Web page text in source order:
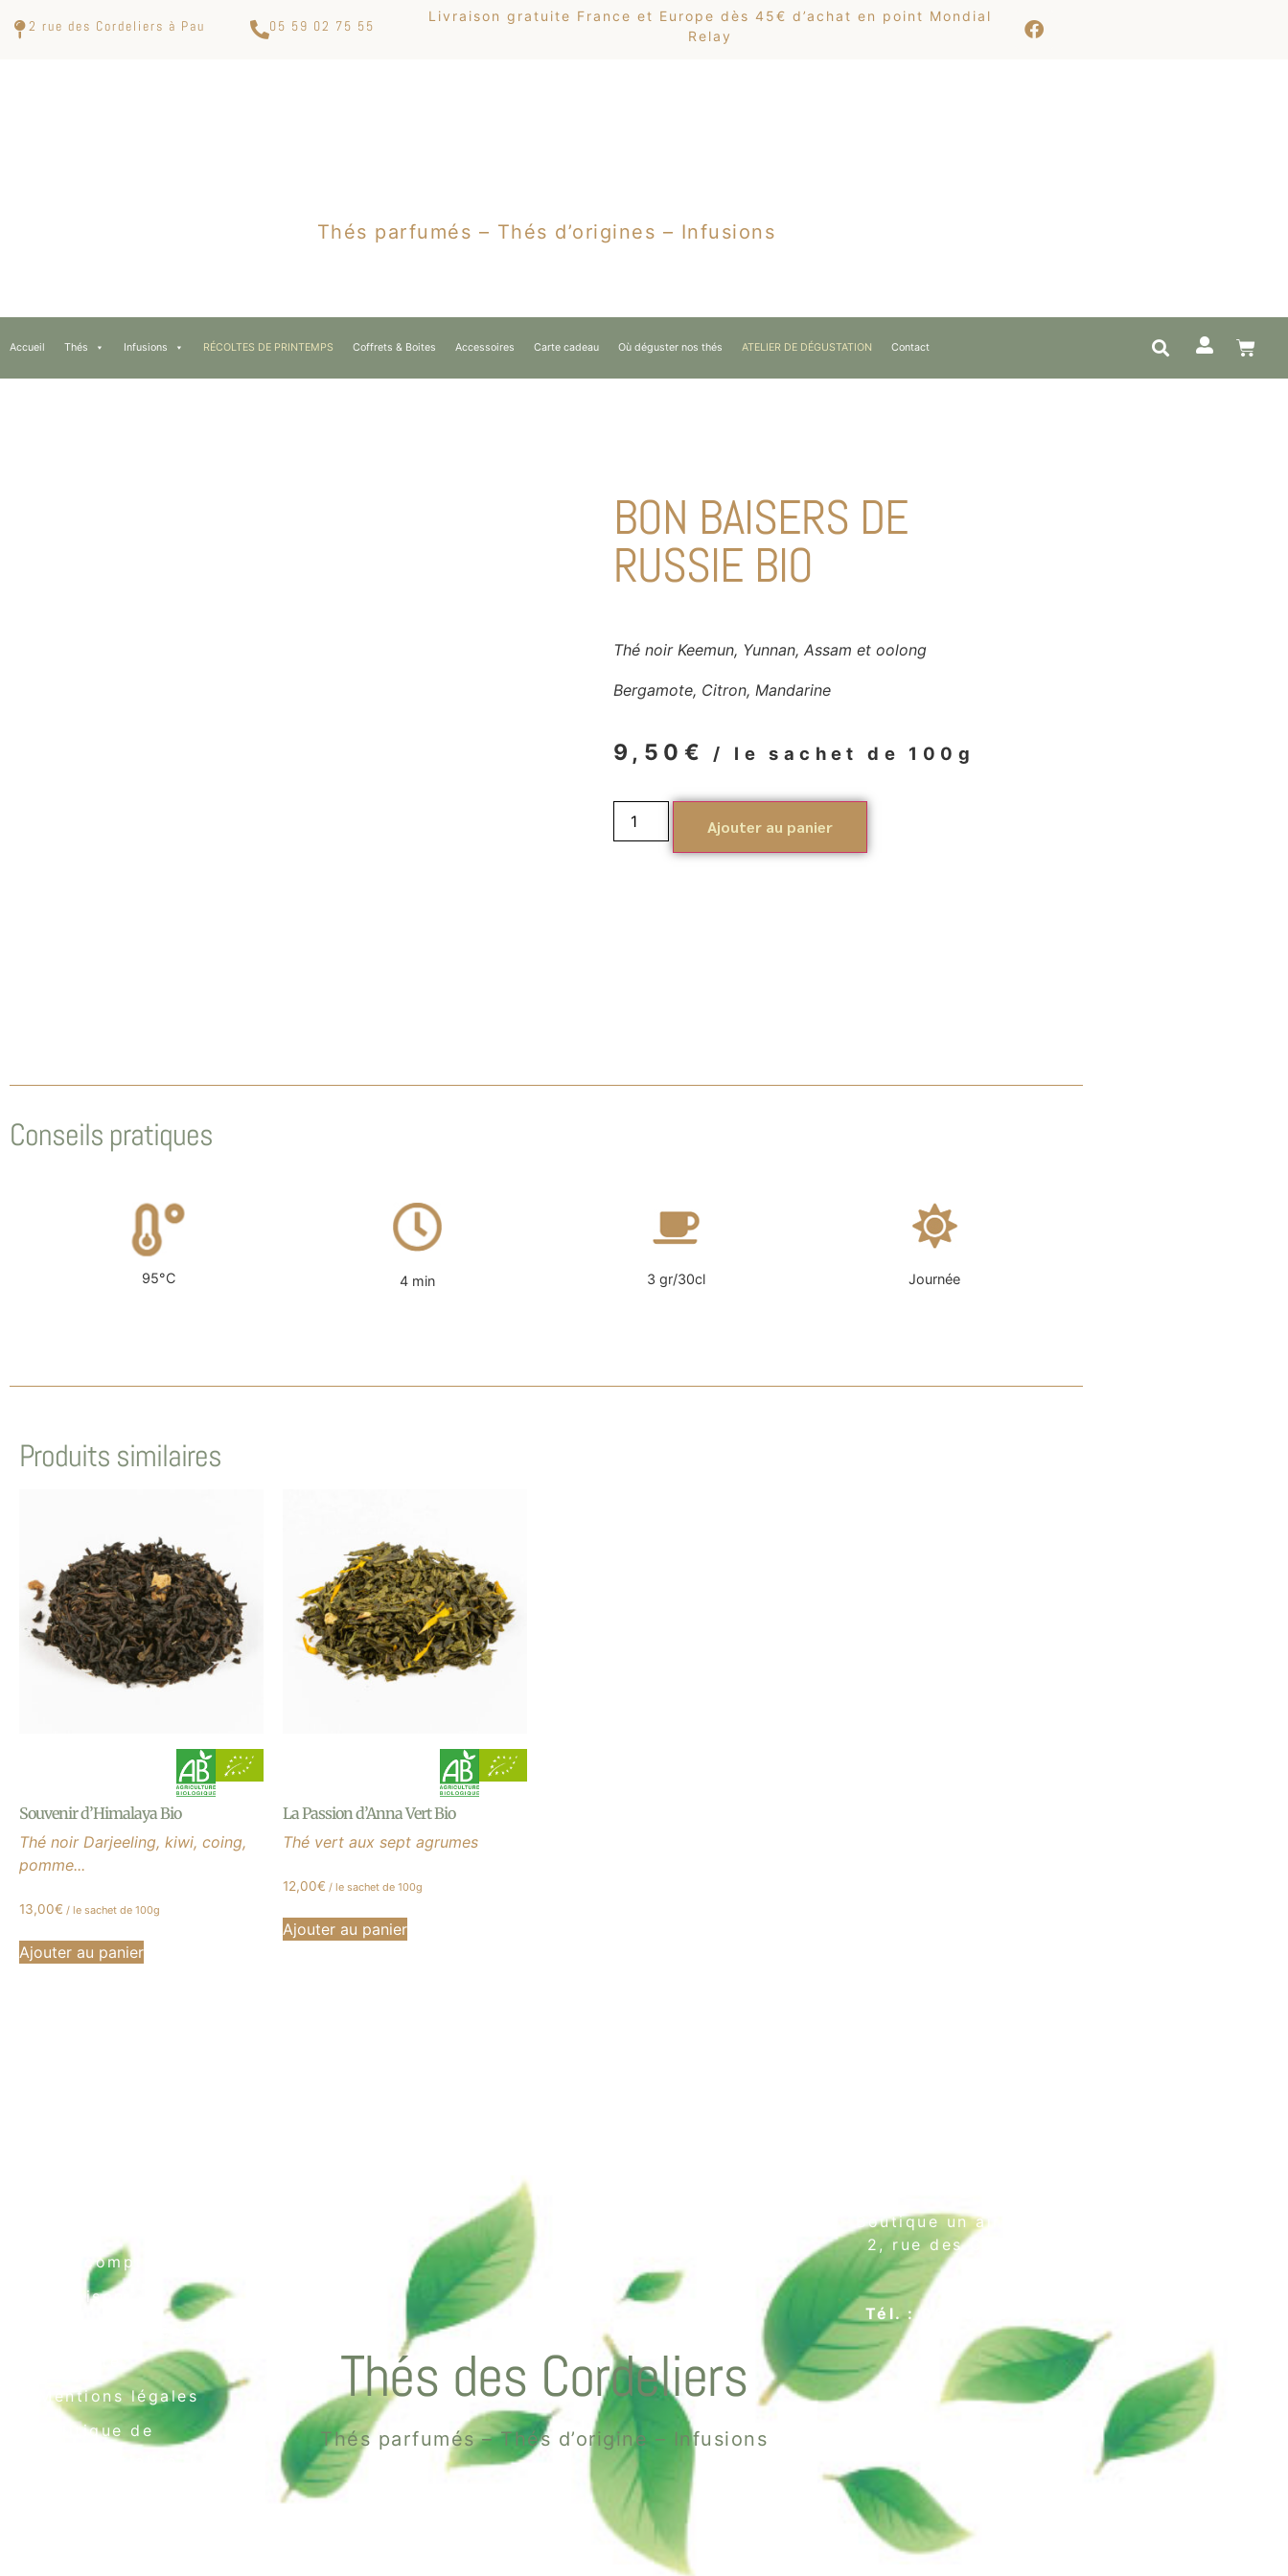
2 rue des Cordeliers à Pau 05 59 02 75 55
Livraison gratuite France et Europe dès 45€ d’achat en point Mondial
Relay
Thés parfumés – Thés d’origines – Infusions
Accueil Thés Infusions RÉCOLTES DE PRINTEMPS Coffrets & Boites Accessoires Carte cadeau Où déguster nos thés ATELIER DE DÉGUSTATION Contact
BON BAISERS DE
RUSSIE BIO
Thé noir Keemun, Yunnan, Assam et oolong
Bergamote, Citron, Mandarine
9,50 € / le sachet de 100g
Ajouter au panier
Conseils pratiques
95°C 4 min 3 gr/30cl Journée
Produits similaires
Souvenir d’Himalaya Bio
Thé noir Darjeeling, kiwi, coing,
pomme...
13,00€ / le sachet de 100g
Ajouter au panier
La Passion d’Anna Vert Bio
Thé vert aux sept agrumes
12,00€ / le sachet de 100g
Ajouter au panier
Mon compte
Livraison
Mentions légales
Politique de
Thés des Cordeliers
Thés parfumés – Thés d’origine – Infusions
Boutique un air de thé
2, rue des Cordeliers
Tél. : 05 59 02 75 55